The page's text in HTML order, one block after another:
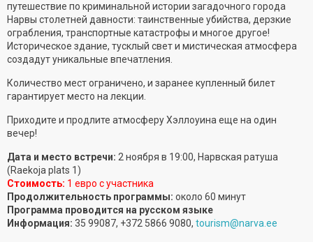
путешествие по криминальной истории загадочного города
Нарвы столетней давности: таинственные убийства, дерзкие
ограбления, транспортные катастрофы и многое другое!
Историческое здание, тусклый свет и мистическая атмосфера
создадут уникальные впечатления.
Количество мест ограничено, и заранее купленный билет
гарантирует место на лекции.
Приходите и продлите атмосферу Хэллоуина еще на один
вечер!
Дата и место встречи: 2 ноября в 19:00, Нарвская ратуша
(Raekoja plats 1)
Стоимость: 1 евро с участника
Продолжительность программы: около 60 минут
Программа проводится на русском языке
Информация: 35 99087, +372 5866 9080, tourism@narva.ee